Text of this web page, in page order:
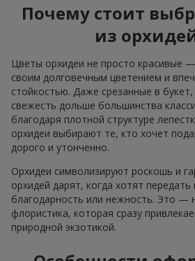
Почему стоит
из
Цветы орхидеи не просто красивые
своим долговечным цветением и
стойкостью. Даже срезанные в
свежесть дольше большинства
благодаря плотной структуре
орхидеи выбирают те, кто хочет
дорого и утонченно.
Орхидеи символизируют роскошь и
орхидей дарят, когда хотят передать
благодарность или нежность. Это —
флористика, которая сразу
природной экзотикой.